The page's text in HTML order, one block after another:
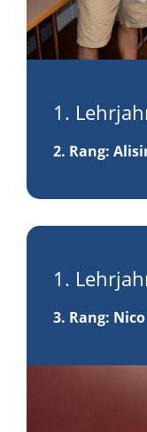
1.
2. Rang:
1.
3. Rang: